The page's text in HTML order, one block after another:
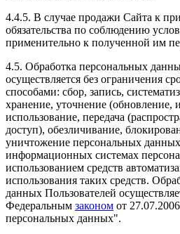
4.4.5. В случае продажи Сайта к
обязательства по соблюдению
применительно к полученной им
4.5. Обработка персональных
осуществляется без ограничения
способами: сбор, запись,
хранение, уточнение (обновление,
использование, передача
доступ), обезличивание,
уничтожение персональных
информационных системах
использованием средств
использования таких средств.
данных Пользователей
Федеральным законом от
персональных данных".